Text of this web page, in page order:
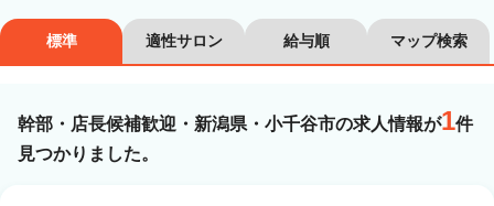
沿線・駅を選択 市区町村を選択
小千谷市
標準 適性サロン 給与順 マップ検索
幹部・店長候補歓迎・新潟県・小千谷市の求人情報が1件
見つかりました。